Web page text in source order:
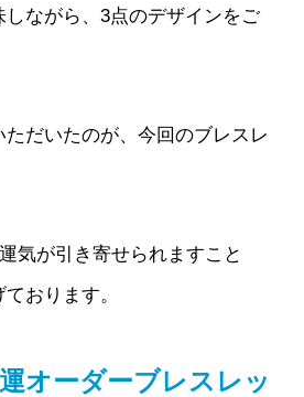
ながら、3点のデザインをご
だいたのが、今回のブレスレ
気が引き寄せられますこと
おります。
オーダーブレスレッ